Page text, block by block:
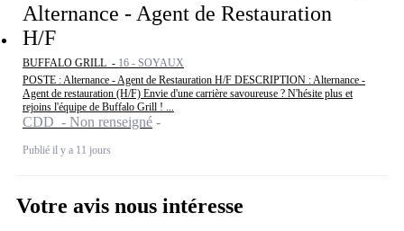
Alternance - Agent de Restauration
H/F
BUFFALO GRILL - 16 - SOYAUX
POSTE : Alternance - Agent de Restauration H/F DESCRIPTION : Alternance -
Agent de restauration (H/F) Envie d'une carrière savoureuse ? N'hésite plus et
rejoins l'équipe de Buffalo Grill ! ...
CDD - Non renseigné
Publié il y a 11 jours
Votre avis nous intéresse